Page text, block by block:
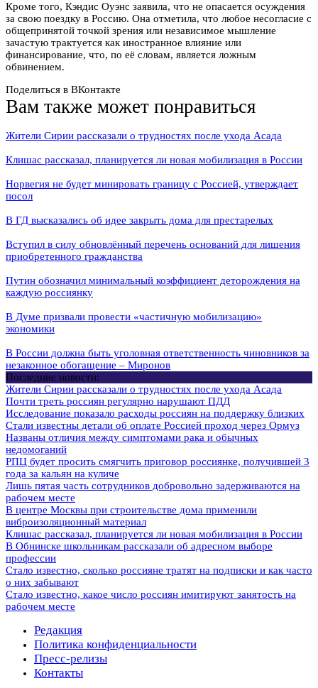
Кроме того, Кэндис Оуэнс заявила, что не опасается осуждения
за свою поездку в Россию. Она отметила, что любое несогласие с
общепринятой точкой зрения или независимое мышление
зачастую трактуется как иностранное влияние или
финансирование, что, по её словам, является ложным
обвинением.
Поделиться в ВКонтакте
Вам также может понравиться
Жители Сирии рассказали о трудностях после ухода Асада
Клишас рассказал, планируется ли новая мобилизация в России
Норвегия не будет минировать границу с Россией, утверждает
посол
В ГД высказались об идее закрыть дома для престарелых
Вступил в силу обновлённый перечень оснований для лишения
приобретенного гражданства
Путин обозначил минимальный коэффициент деторождения на
каждую россиянку
В Думе призвали провести «частичную мобилизацию»
экономики
В России должна быть уголовная ответственность чиновников за
незаконное обогащение – Миронов
Последние новости:
Жители Сирии рассказали о трудностях после ухода Асада
Почти треть россиян регулярно нарушают ПДД
Исследование показало расходы россиян на поддержку близких
Стали известны детали об оплате Россией проход через Ормуз
Названы отличия между симптомами рака и обычных
недомоганий
РПЦ будет просить смягчить приговор россиянке, получившей 3
года за кальян на куличе
Лишь пятая часть сотрудников добровольно задерживаются на
рабочем месте
В центре Москвы при строительстве дома применили
виброизоляционный материал
Клишас рассказал, планируется ли новая мобилизация в России
В Обнинске школьникам рассказали об адресном выборе
профессии
Стало известно, сколько россияне тратят на подписки и как часто
о них забывают
Стало известно, какое число россиян имитируют занятость на
рабочем месте
Редакция
Политика конфиденциальности
Пресс-релизы
Контакты